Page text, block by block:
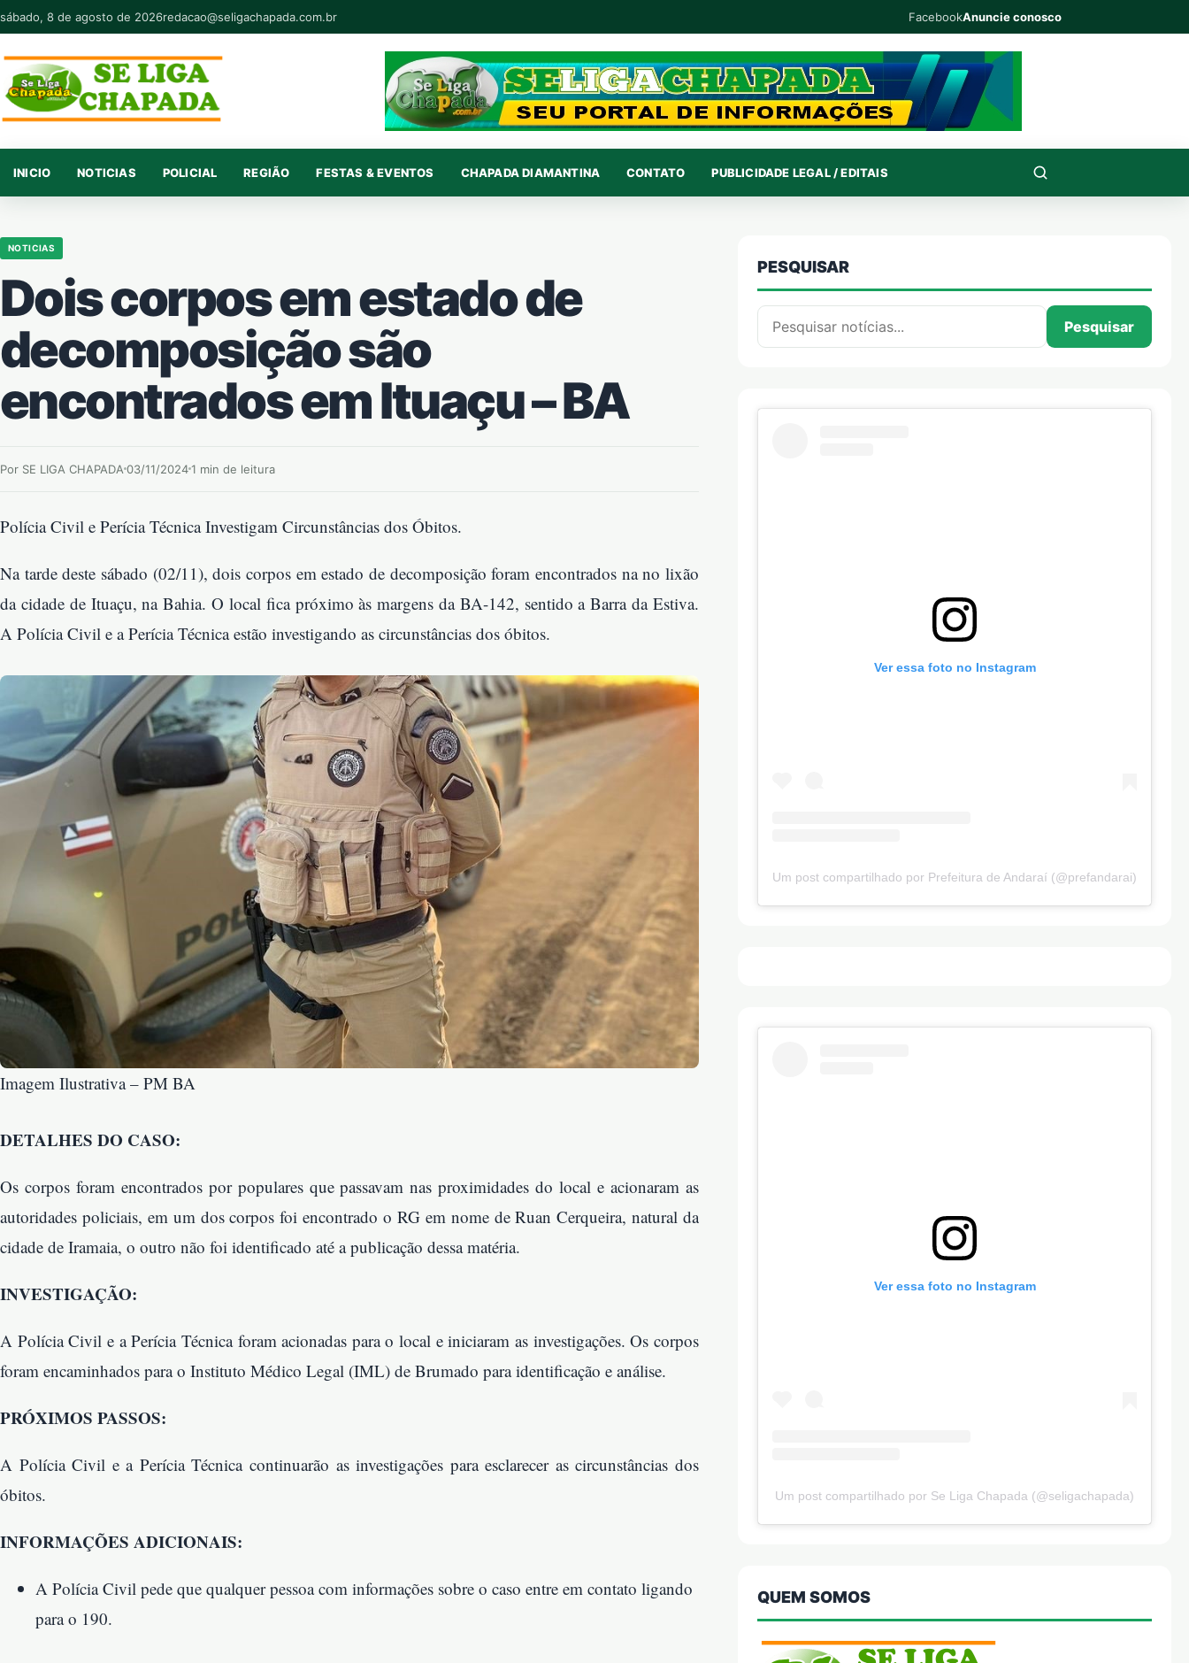
Pular para o conteúdo
sábado, 8 de agosto de 2026redacao@seligachapada.com.br FacebookAnuncie conosco
INICIO NOTICIAS POLICIAL REGIÃO FESTAS & EVENTOS CHAPADA DIAMANTINA CONTATO PUBLICIDADE LEGAL / EDITAIS
NOTICIAS
Dois corpos em estado de
decomposição são
encontrados em Ituaçu – BA
Por SE LIGA CHAPADA 03/11/20241 min de leitura
Polícia Civil e Perícia Técnica Investigam Circunstâncias dos Óbitos.
Na tarde deste sábado (02/11), dois corpos em estado de decomposição foram encontrados na no lixão
da cidade de Ituaçu, na Bahia. O local fica próximo às margens da BA-142, sentido a Barra da Estiva.
A Polícia Civil e a Perícia Técnica estão investigando as circunstâncias dos óbitos.
Imagem Ilustrativa – PM BA
DETALHES DO CASO:
Os corpos foram encontrados por populares que passavam nas proximidades do local e acionaram as
autoridades policiais, em um dos corpos foi encontrado o RG em nome de Ruan Cerqueira, natural da
cidade de Iramaia, o outro não foi identificado até a publicação dessa matéria.
INVESTIGAÇÃO:
A Polícia Civil e a Perícia Técnica foram acionadas para o local e iniciaram as investigações. Os corpos
foram encaminhados para o Instituto Médico Legal (IML) de Brumado para identificação e análise.
PRÓXIMOS PASSOS:
A Polícia Civil e a Perícia Técnica continuarão as investigações para esclarecer as circunstâncias dos
óbitos.
INFORMAÇÕES ADICIONAIS:
A Polícia Civil pede que qualquer pessoa com informações sobre o caso entre em contato ligando
para o 190.
PESQUISAR
Pesquisar por:
Pesquisar
Ver essa foto no Instagram
Um post compartilhado por Prefeitura de Andaraí (@prefandarai)
Ver essa foto no Instagram
Um post compartilhado por Se Liga Chapada (@seligachapada)
QUEM SOMOS